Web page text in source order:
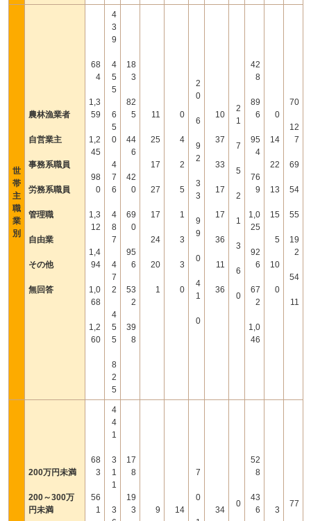
世
帯
主
職
業
別
農林漁業者
自営業主
事務系職員
労務系職員
管理職
自由業
その他
無回答
68
4
1,3
59
1,2
45
98
0
1,3
12
1,4
94
1,0
68
1,2
60
4
3
9
4
5
5
6
5
0
4
7
6
4
8
7
4
7
2
4
5
5
8
2
5
18
3
82
5
44
6
42
0
69
0
95
6
53
2
39
8
11
25
17
27
17
24
20
1
0
4
2
5
1
3
3
0
2
0
6
9
2
3
3
9
9
0
4
1
0
10
37
33
17
17
36
11
36
2
1
7
5
2
1
3
6
0
42
8
89
6
95
4
76
9
1,0
25
92
6
67
2
1,0
46
0
14
22
13
15
5
10
0
70
12
7
69
54
55
19
2
54
11
200万円未満
200～300万
円未満
68
3
56
1
4
4
1
3
1
1
3
17
8
19
3
9 14
7
0
34
0
52
8
43
6
3
77